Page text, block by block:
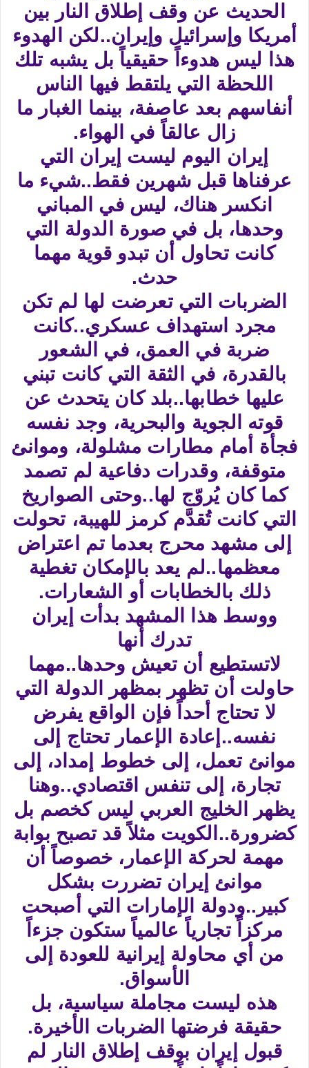
الحديث عن وقف إطلاق النار بين
أمريكا وإسرائيل وإيران..لكن الهدوء
هذا ليس هدوءاً حقيقياً بل يشبه تلك
اللحظة التي يلتقط فيها الناس
أنفاسهم بعد عاصفة، بينما الغبار ما
زال عالقاً في الهواء.
إيران اليوم ليست إيران التي
عرفناها قبل شهرين فقط..شيء ما
انكسر هناك، ليس في المباني
وحدها، بل في صورة الدولة التي
كانت تحاول أن تبدو قوية مهما
حدث.
الضربات التي تعرضت لها لم تكن
مجرد استهداف عسكري..كانت
ضربة في العمق، في الشعور
بالقدرة، في الثقة التي كانت تبني
عليها خطابها..بلد كان يتحدث عن
قوته الجوية والبحرية، وجد نفسه
فجأة أمام مطارات مشلولة، وموانئ
متوقفة، وقدرات دفاعية لم تصمد
كما كان يُروّج لها..وحتى الصواريخ
التي كانت تُقدَّم كرمز للهيبة، تحولت
إلى مشهد محرج بعدما تم اعتراض
معظمها..لم يعد بالإمكان تغطية
ذلك بالخطابات أو الشعارات.
ووسط هذا المشهد بدأت إيران
تدرك أنها
لاتستطيع أن تعيش وحدها..مهما
حاولت أن تظهر بمظهر الدولة التي
لا تحتاج أحداً فإن الواقع يفرض
نفسه..إعادة الإعمار تحتاج إلى
موانئ تعمل، إلى خطوط إمداد، إلى
تجارة، إلى تنفس اقتصادي..وهنا
يظهر الخليج العربي ليس كخصم بل
كضرورة..الكويت مثلاً قد تصبح بوابة
مهمة لحركة الإعمار، خصوصاً أن
موانئ إيران تضررت بشكل
كبير..ودولة الإمارات التي أصبحت
مركزاً تجارياً عالمياً ستكون جزءاً
من أي محاولة إيرانية للعودة إلى
الأسواق.
هذه ليست مجاملة سياسية، بل
حقيقة فرضتها الضربات الأخيرة.
قبول إيران بوقف إطلاق النار لم